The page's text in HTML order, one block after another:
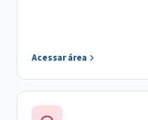
Acessar área